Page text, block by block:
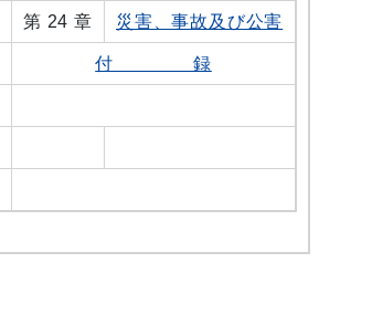
第 24 章 災害、事故及び公害
付 録